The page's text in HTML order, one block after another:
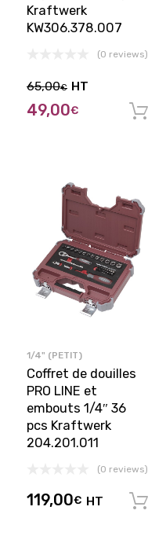
Kraftwerk
KW306.378.007
(0 reviews)
65,00€
49,00€
HT
1/4" (PETIT)
Coffret de douilles
PRO LINE et
embouts 1/4″ 36
pcs Kraftwerk
204.201.011
(0 reviews)
119,00€ HT